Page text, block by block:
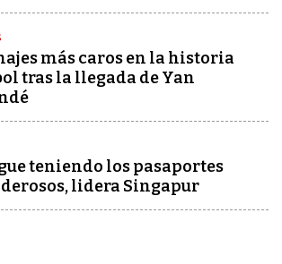
más caros en la historia
tras la llegada de Yan
teniendo los pasaportes
lidera Singapur